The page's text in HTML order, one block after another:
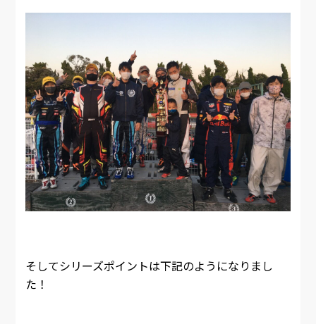
そしてシリーズポイントは下記のようになりまし
た！